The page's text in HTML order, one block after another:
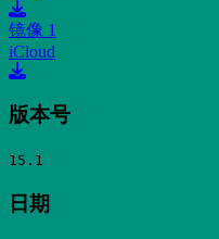
镜像 1
iCloud
版本号
15.1
日期